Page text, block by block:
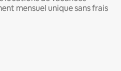
mensuel unique sans frais